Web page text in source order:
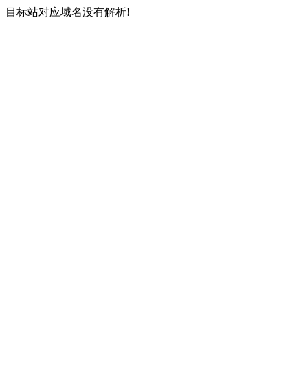
目标站对应域名没有解析!